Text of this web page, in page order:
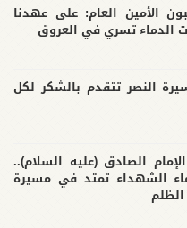
الأمين العام: على عهدنا
الدماء تسري في العروق
النصر تتقدم بالشكر لكل
الصادق (عليه السلام)..
الشهداء تمتد في مسيرة